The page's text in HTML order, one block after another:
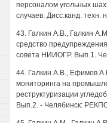
персоналом угольных
случаев: Дисс.канд. техн.
43. Галкин A.B., Галкин
средство
совета НИИОГР. Вып.1.
44. Галкин A.B., Ефимов
мониторинга на
реструктуризации
Вып.2. - Челябинск: